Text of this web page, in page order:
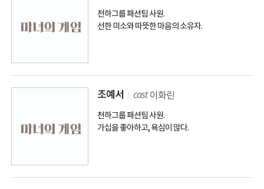
천하그룹 패션팀 사원.
선한 미소와 따뜻한 마음의 소유자.
조예서 cast 이화린
천하그룹 패션팀 사원.
가십을 좋아하고, 욕심이 많다.